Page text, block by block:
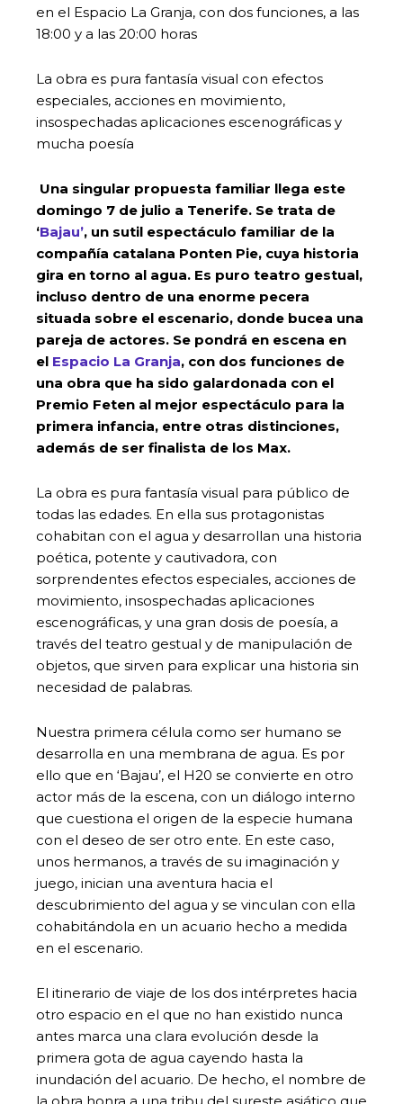
en el Espacio La Granja, con dos funciones, a las
18:00 y a las 20:00 horas
La obra es pura fantasía visual con efectos
especiales, acciones en movimiento,
insospechadas aplicaciones escenográficas y
mucha poesía
Una singular propuesta familiar llega este
domingo 7 de julio a Tenerife. Se trata de
‘Bajau’, un sutil espectáculo familiar de la
compañía catalana Ponten Pie, cuya historia
gira en torno al agua. Es puro teatro gestual,
incluso dentro de una enorme pecera
situada sobre el escenario, donde bucea una
pareja de actores. Se pondrá en escena en
el Espacio La Granja, con dos funciones de
una obra que ha sido galardonada con el
Premio Feten al mejor espectáculo para la
primera infancia, entre otras distinciones,
además de ser finalista de los Max.
La obra es pura fantasía visual para público de
todas las edades. En ella sus protagonistas
cohabitan con el agua y desarrollan una historia
poética, potente y cautivadora, con
sorprendentes efectos especiales, acciones de
movimiento, insospechadas aplicaciones
escenográficas, y una gran dosis de poesía, a
través del teatro gestual y de manipulación de
objetos, que sirven para explicar una historia sin
necesidad de palabras.
Nuestra primera célula como ser humano se
desarrolla en una membrana de agua. Es por
ello que en ‘Bajau’, el H20 se convierte en otro
actor más de la escena, con un diálogo interno
que cuestiona el origen de la especie humana
con el deseo de ser otro ente. En este caso,
unos hermanos, a través de su imaginación y
juego, inician una aventura hacia el
descubrimiento del agua y se vinculan con ella
cohabitándola en un acuario hecho a medida
en el escenario.
El itinerario de viaje de los dos intérpretes hacia
otro espacio en el que no han existido nunca
antes marca una clara evolución desde la
primera gota de agua cayendo hasta la
inundación del acuario. De hecho, el nombre de
la obra honra a una tribu del sureste asiático que